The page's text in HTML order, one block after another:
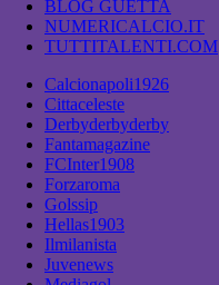
BLOG GUETTA
NUMERICALCIO.IT
TUTTITALENTI.COM
Calcionapoli1926
Cittaceleste
Derbyderbyderby
Fantamagazine
FCInter1908
Forzaroma
Golssip
Hellas1903
Ilmilanista
Juvenews